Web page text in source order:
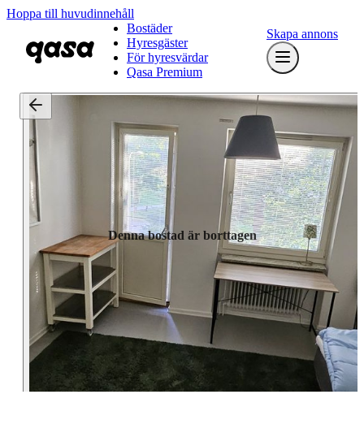
Hoppa till huvudinnehåll
Bostäder
Hyresgäster
För hyresvärdar
Qasa Premium
Skapa annons
Denna bostad är borttagen